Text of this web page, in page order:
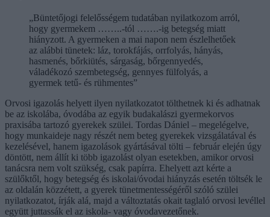
„Büntetőjogi felelősségem tudatában nyilatkozom arról,
hogy gyermekem ……..-tól …….-ig betegség miatt
hiányzott. A gyermeken a mai napon nem észlelhetőek
az alábbi tünetek: láz, torokfájás, orrfolyás, hányás,
hasmenés, bőrkiütés, sárgaság, bőrgennyedés,
váladékozó szembetegség, gennyes fülfolyás, a
gyermek tetű- és rühmentes”
Orvosi igazolás helyett ilyen nyilatkozatot tölthetnek ki és adhatnak
be az iskolába, óvodába az egyik budakalászi gyermekorvos
praxisába tartozó gyerekek szülei. Tordas Dániel – megelégelve,
hogy munkaideje nagy részét nem beteg gyerekek vizsgálatával és
kezelésével, hanem igazolások gyártásával tölti – február elején úgy
döntött, nem állít ki több igazolást olyan esetekben, amikor orvosi
tanácsra nem volt szükség, csak papírra. Ehelyett azt kérte a
szülőktől, hogy betegség és iskolai/óvodai hiányzás esetén töltsék le
az oldalán közzétett, a gyerek tünetmentességéről szóló szülei
nyilatkozatot, írják alá, majd a változtatás okait taglaló orvosi levéllel
együtt juttassák el az iskola- vagy óvodavezetőnek.